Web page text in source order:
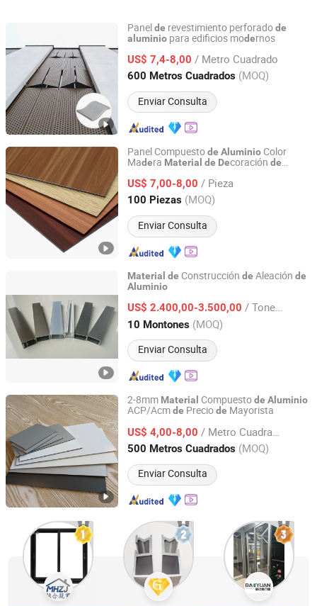
Panelde revestimiento perforadode
aluminio para edificios modernos
US$ 7,4-8,00 / Metro Cuadrado
600 Metros Cuadrados (MOQ)
Enviar Consulta
Shanghai Alubang Decorative Material Co., Ltd.
Shanghai, China Desde 2016
Panel Compuestode Aluminio Color
Madera Material de Decoración de
US$ 7,00-8,00 / Pieza
100 Piezas (MOQ)
Enviar Consulta
Shandong Chengge Building Materials Co., Ltd.
Shandong, China Desde 2021
Material de Construcción de Aleación de
Aluminio
US$ 2.400,00-3.500,00 / Tonelada
10 Montones (MOQ)
Enviar Consulta
GUANGZHOU HOMI ALUMINIUM CO., LTD
Guangdong, China Desde 2019
2-8mm Material Compuestode Aluminio
ACP/Acmde Preciode Mayorista
US$ 4,00-8,00 / Metro Cuadrado
500 Metros Cuadrados (MOQ)
Enviar Consulta
Shanghai Gokai Industry Co., Ltd.
Shanghai, China Desde 2015